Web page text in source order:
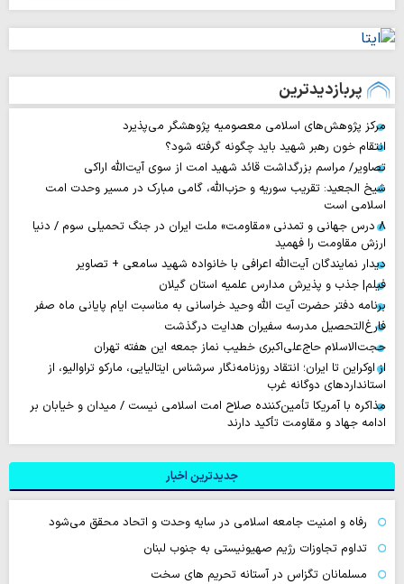
پربازدیدترین
مرکز پژوهش‌های اسلامی معصومیه پژوهشگر می‌پذیرد
انتقام خون رهبر شهید باید چگونه گرفته شود؟
تصاویر/ مراسم بزرگداشت قائد شهید امت از سوی آیت‌الله اراکی
شیخ الجعید: تقریب سوریه و حزب‌الله، گامی مبارک در مسیر وحدت امت
اسلامی است
۸ درس جهانی و تمدنی «مقاومت» ملت ایران در جنگ تحمیلی سوم / دنیا
ارزش مقاومت را فهمید
دیدار نمایندگان آیت‌الله اعرافی با خانواده شهید سامعی + تصاویر
فیلم| جذب و پذیرش مدارس علمیه استان گیلان
برنامه دفتر حضرت آیت الله وحید خراسانی به مناسبت ایام پایانی ماه صفر
فارغ‌التحصیل مدرسه سفیران هدایت درگذشت
حجت‌الاسلام حاج‌علی‌اکبری خطیب نماز جمعه این هفته تهران
از اوکراین تا ایران؛ انتقاد روزنامه‌نگار سرشناس ایتالیایی، مارکو تراوالیو، از
استانداردهای دوگانه غرب
مذاکره با آمریکا تأمین‌کننده صلاح امت اسلامی نیست / میدان و خیابان بر
ادامه جهاد و مقاومت تأکید دارند
جدیدترین اخبار
رفاه و امنیت جامعه اسلامی در سایه وحدت و اتحاد محقق می‌شود
تداوم تجاوزات رژیم صهیونیستی به جنوب لبنان
مسلمانان تگزاس در آستانه تحریم های سخت